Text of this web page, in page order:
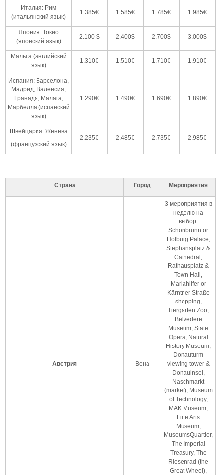
Италия: Рим
(итальянский язык)
1.385€ 1.585€ 1.785€ 1.985€
Япония: Токио
(японский язык)
2.100 $ 2.400$ 2.700$ 3.000$
Мальта (английский
язык)
1.310€ 1.510€ 1.710€ 1.910€
Испания: Барселона,
Мадрид, Валенсия,
Гранада, Малага,
Марбелла (испанский
язык)
1.290€ 1.490€ 1.690€ 1.890€
Швейцария: Женева
(французский язык)
2.235€ 2.485€ 2.735€ 2.985€
Страна Город Мероприятия
Австрия Вена
3 мероприятия в
неделю на
выбор:
Schönbrunn or
Hofburg Palace,
Stephansplatz &
Cathedral,
Rathausplatz &
Town Hall,
Mariahilfer or
Kärntner Straße
shopping,
Tiergarten Zoo,
Belvedere
Museum, State
Opera, Natural
History Museum,
Donauturm
viewing tower &
Donauinsel,
Naschmarkt
(market), Museum
of Technology,
MAK Museum,
Fine Arts
Museum,
MuseumsQuartier,
The Imperial
Treasury, The
Riesenrad (the
Great Wheel),